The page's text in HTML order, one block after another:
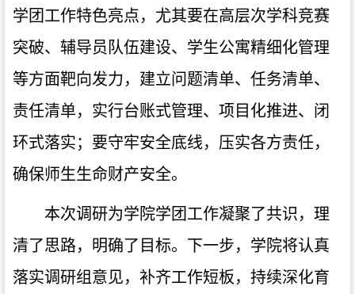
学团工作特色亮点，尤其要在高层次学科竞赛
突破、辅导员队伍建设、学生公寓精细化管理
等方面靶向发力，建立问题清单、任务清单、
责任清单，实行台账式管理、项目化推进、闭
环式落实；要守牢安全底线，压实各方责任，
确保师生生命财产安全。
本次调研为学院学团工作凝聚了共识，理
清了思路，明确了目标。下一步，学院将认真
落实调研组意见，补齐工作短板，持续深化育